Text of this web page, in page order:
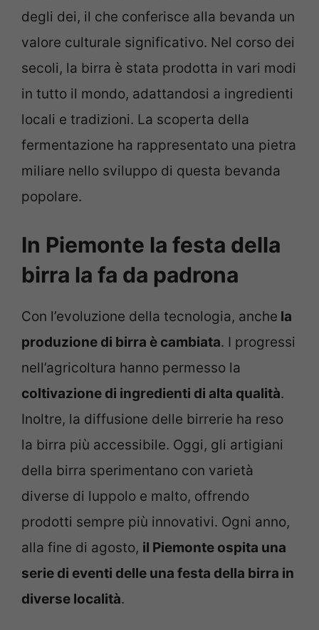
degli dei, il che conferisce alla bevanda un
valore culturale significativo. Nel corso dei
secoli, la birra è stata prodotta in vari modi
in tutto il mondo, adattandosi a ingredienti
locali e tradizioni. La scoperta della
fermentazione ha rappresentato una pietra
miliare nello sviluppo di questa bevanda
popolare.
In Piemonte la festa della
birra la fa da padrona
Con l’evoluzione della tecnologia, anche la
produzione di birra è cambiata. I progressi
nell’agricoltura hanno permesso la
coltivazione di ingredienti di alta qualità.
Inoltre, la diffusione delle birrerie ha reso
la birra più accessibile. Oggi, gli artigiani
della birra sperimentano con varietà
diverse di luppolo e malto, offrendo
prodotti sempre più innovativi. Ogni anno,
alla fine di agosto, il Piemonte ospita una
serie di eventi delle una festa della birra in
diverse località.